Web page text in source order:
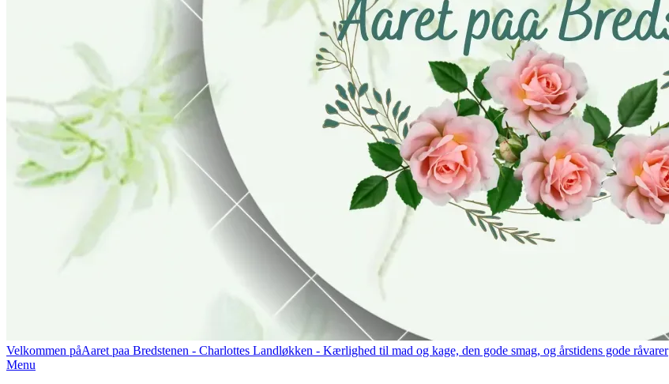
Velkommen påAaret paa Bredstenen - Charlottes Landløkken - Kærlighed til mad og kage, den gode smag, og årstidens gode råvarer
Primary
Menu